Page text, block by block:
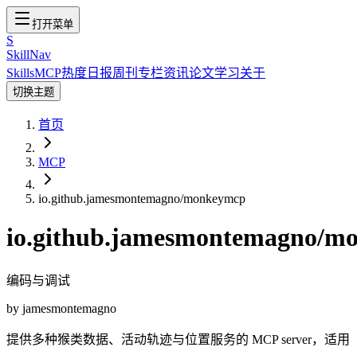
打开菜单
S
SkillNav
SkillsMCP热度 日报周刊 专栏资讯论文学习关于
切换主题
首页
MCP
io.github.jamesmontemagno/monkeymcp
io.github.jamesmontemagno/
编码与调试
by jamesmontemagno
提供多种猴类数据、活动轨迹与位置服务的 MCP server，适用